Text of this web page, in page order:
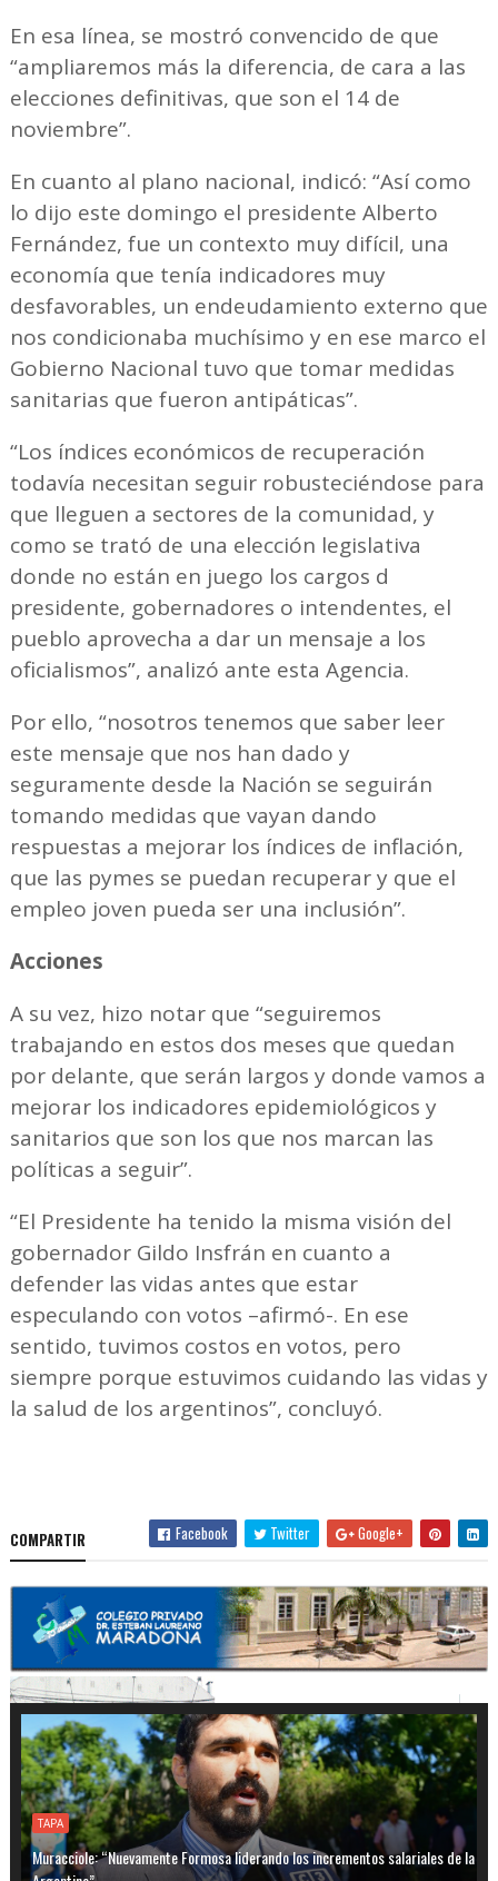
En esa línea, se mostró convencido de que
“ampliaremos más la diferencia, de cara a las
elecciones definitivas, que son el 14 de
noviembre”.
En cuanto al plano nacional, indicó: “Así como
lo dijo este domingo el presidente Alberto
Fernández, fue un contexto muy difícil, una
economía que tenía indicadores muy
desfavorables, un endeudamiento externo que
nos condicionaba muchísimo y en ese marco el
Gobierno Nacional tuvo que tomar medidas
sanitarias que fueron antipáticas”.
“Los índices económicos de recuperación
todavía necesitan seguir robusteciéndose para
que lleguen a sectores de la comunidad, y
como se trató de una elección legislativa
donde no están en juego los cargos d
presidente, gobernadores o intendentes, el
pueblo aprovecha a dar un mensaje a los
oficialismos”, analizó ante esta Agencia.
Por ello, “nosotros tenemos que saber leer
este mensaje que nos han dado y
seguramente desde la Nación se seguirán
tomando medidas que vayan dando
respuestas a mejorar los índices de inflación,
que las pymes se puedan recuperar y que el
empleo joven pueda ser una inclusión”.
Acciones
A su vez, hizo notar que “seguiremos
trabajando en estos dos meses que quedan
por delante, que serán largos y donde vamos a
mejorar los indicadores epidemiológicos y
sanitarios que son los que nos marcan las
políticas a seguir”.
“El Presidente ha tenido la misma visión del
gobernador Gildo Insfrán en cuanto a
defender las vidas antes que estar
especulando con votos –afirmó-. En ese
sentido, tuvimos costos en votos, pero
siempre porque estuvimos cuidando las vidas y
la salud de los argentinos”, concluyó.
COMPARTIR Facebook Twitter Google+
TAPA
Muracciole: “Nuevamente Formosa liderando los incrementos salariales de la